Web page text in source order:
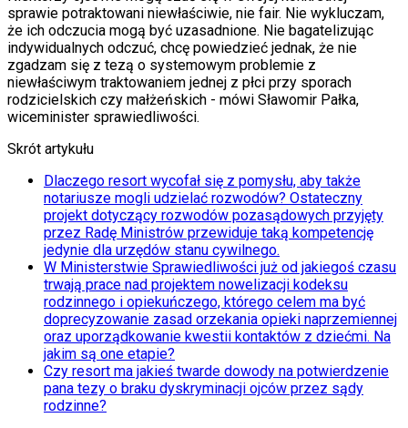
sprawie potraktowani niewłaściwie, nie fair. Nie wykluczam,
że ich odczucia mogą być uzasadnione. Nie bagatelizując
indywidualnych odczuć, chcę powiedzieć jednak, że nie
zgadzam się z tezą o systemowym problemie z
niewłaściwym traktowaniem jednej z płci przy sporach
rodzicielskich czy małżeńskich - mówi Sławomir Pałka,
wiceminister sprawiedliwości.
Skrót artykułu
Dlaczego resort wycofał się z pomysłu, aby także
notariusze mogli udzielać rozwodów? Ostateczny
projekt dotyczący rozwodów pozasądowych przyjęty
przez Radę Ministrów przewiduje taką kompetencję
jedynie dla urzędów stanu cywilnego.
W Ministerstwie Sprawiedliwości już od jakiegoś czasu
trwają prace nad projektem nowelizacji kodeksu
rodzinnego i opiekuńczego, którego celem ma być
doprecyzowanie zasad orzekania opieki naprzemiennej
oraz uporządkowanie kwestii kontaktów z dziećmi. Na
jakim są one etapie?
Czy resort ma jakieś twarde dowody na potwierdzenie
pana tezy o braku dyskryminacji ojców przez sądy
rodzinne?